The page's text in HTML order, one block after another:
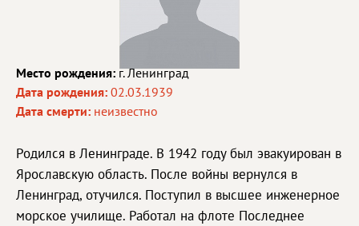
Место рождения: г. Ленинград
Дата рождения: 02.03.1939
Дата смерти: неизвестно
Родился в Ленинграде. В 1942 году был эвакуирован в
Ярославскую область. После войны вернулся в
Ленинград, отучился. Поступил в высшее инженерное
морское училище. Работал на флоте Последнее